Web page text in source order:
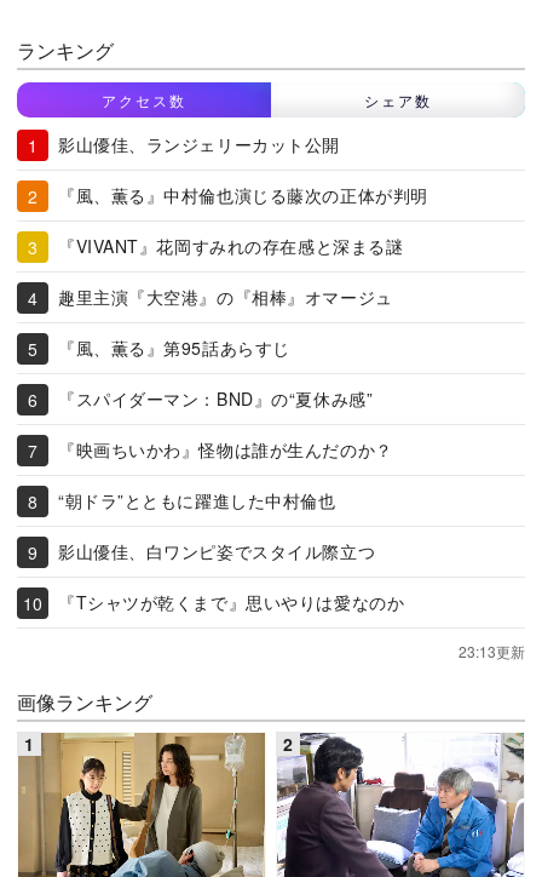
ランキング
アクセス数 シェア数
影山優佳、ランジェリーカット公開
『風、薫る』中村倫也演じる藤次の正体が判明
『VIVANT』花岡すみれの存在感と深まる謎
趣里主演『大空港』の『相棒』オマージュ
『風、薫る』第95話あらすじ
『スパイダーマン：BND』の“夏休み感”
『映画ちいかわ』怪物は誰が生んだのか？
“朝ドラ”とともに躍進した中村倫也
影山優佳、白ワンピ姿でスタイル際立つ
『Tシャツが乾くまで』思いやりは愛なのか
23:13更新
画像ランキング